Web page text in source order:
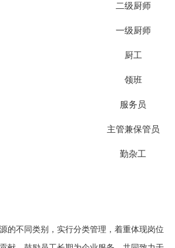
二级厨师
一级厨师
厨工
领班
服务员
主管兼保管员
勤杂工
的不同类别，实行分类管理，着重体现岗位